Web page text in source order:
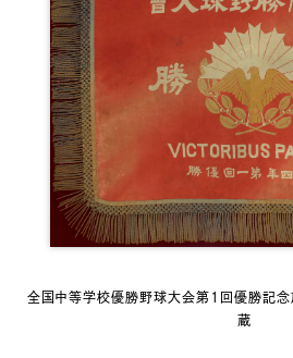
全国中等学校優勝野球大会第１回優勝記
蔵